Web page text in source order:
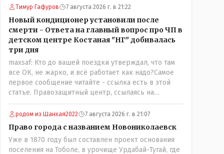
переименованные)
Тимур Гафуров 7 августа 2026 г. в 21:22
Новый кондиционер установили после
смерти - Ответа на главный вопрос про ЧП в
детском центре Костаная "НГ" добивалась
три дня
maxsaf: Кто до вашей поездки утверждал, что там
все ОК, не жарко, и всё работает как надо?Самое
первое сообщение читайте - ссылка есть в этой
статье. Правозащитный центр, ссылаясь на
обсуждение сотрудников интерната в рабочем
чате, которые прислали ему в виде
добивались установки кондиционеров в
помещениях, где есть дети, однако к настоящему
времени их установили только в помещениях,
родом из Шанхая2022 7 августа 2026 г. в 21:07
Право города с названием Новониколаевск
Уже в 1870 году был составлен проект основания
поселения на Тоболе, в урочище Урдабай-Тугай, где